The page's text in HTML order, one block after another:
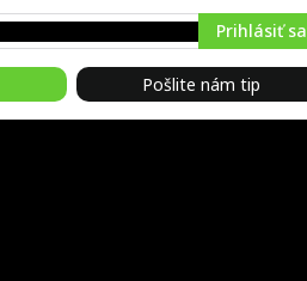
Prihlásiť sa
Pošlite nám tip